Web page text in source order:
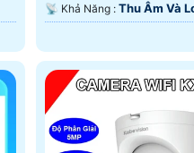
️📡 Khả Năng : Thu Âm Và